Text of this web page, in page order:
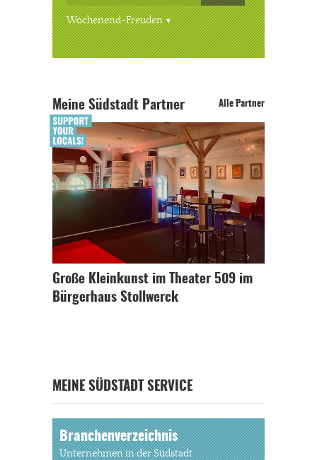
Wochenend-Freuden
Meine Südstadt Partner Alle Partner
Große Kleinkunst im Theater 509 im
Bürgerhaus Stollwerck
MEINE SÜDSTADT SERVICE
Branchenverzeichnis
Unternehmen in der Südstadt